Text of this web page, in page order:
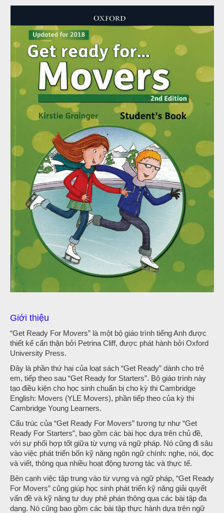
Giới thiệu
“Get Ready For Movers” là một bộ giáo trình tiếng Anh được
thiết kế cẩn thận bởi Petrina Cliff, được phát hành bởi Oxford
University Press.
Đây là phần thứ hai của loạt sách “Get Ready” dành cho trẻ
em, tiếp theo sau “Get Ready for Starters”. Bộ giáo trình này
tạo điều kiện cho học sinh chuẩn bị cho kỳ thi Cambridge
English: Movers (YLE Movers), phần tiếp theo của kỳ thi
Cambridge Young Learners.
Cấu trúc của “Get Ready For Movers” tương tự như “Get
Ready For Starters”, bao gồm các bài học dựa trên chủ đề,
với sự phối hợp tốt giữa từ vựng và ngữ pháp. Nó cũng đi sâu
vào việc phát triển bốn kỹ năng ngôn ngữ chính: nghe, nói, đọc
và viết, thông qua nhiều hoạt động tương tác và thực tế.
Bên cạnh việc tập trung vào từ vựng và ngữ pháp, “Get Ready
For Movers” cũng giúp học sinh phát triển kỹ năng giải quyết
vấn đề và kỹ năng tư duy phê phán thông qua các bài tập đa
dạng. Nó cũng bao gồm các bài tập thực hành dựa trên ngữ